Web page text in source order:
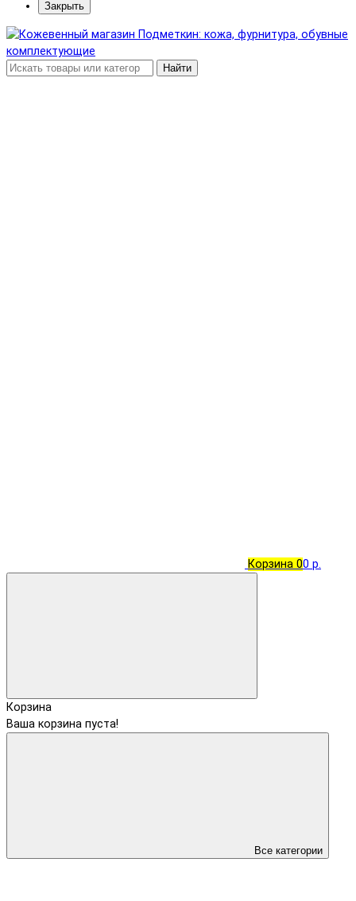
Закрыть
Найти
Корзина 00 р.
Корзина
Ваша корзина пуста!
Все категории